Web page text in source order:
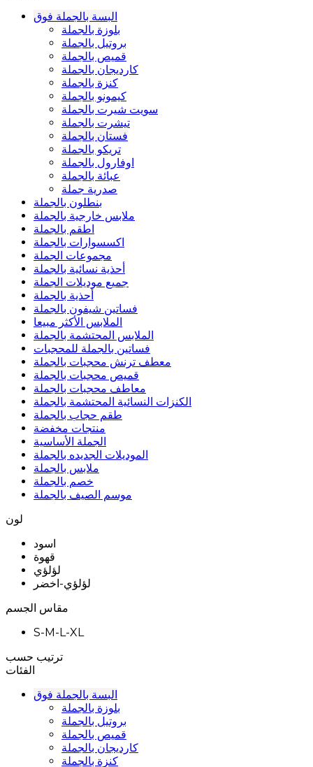
البسة بالجملة فوق
بلوزة بالجملة
بروتيل بالجملة
قميص بالجملة
كارديجان بالجملة
كنزة بالجملة
كيمونو بالجملة
سويت شيرت بالجملة
تيشرت بالجملة
فستان بالجملة
تريكو بالجملة
اوفارول بالجملة
عبائة بالجملة
صدرية جملة
بنطلون بالجملة
ملابس خارجية بالجملة
اطقم بالجملة
اكسسوارات بالجملة
مجموعات الجملة
أحذية نسائية بالجملة
جميع موديلات الجملة
أحذية بالجملة
فساتين شيفون بالجملة
الملابس الأكثر مبيعا
الملابس المحتشمة بالجملة
فساتين بالجملة للمحجبات
معطف ترنش محجبات بالجملة
قميص محجبات بالجملة
معاطف محجبات بالجملة
الكنزات النسائية المحتشمة بالجملة
طقم حجاب بالجملة
منتجات مخفضة
الجملة الأساسية
الموديلات الجديده بالجملة
ملابس بالجملة
خصم بالجملة
موسم الصيف بالجملة
لون
اسود
قهوة
لؤلؤي
لؤلؤي-اخضر
مقاس الجسم
S-M-L-XL
ترتيب حسب
الفئات
البسة بالجملة فوق
بلوزة بالجملة
بروتيل بالجملة
قميص بالجملة
كارديجان بالجملة
كنزة بالجملة